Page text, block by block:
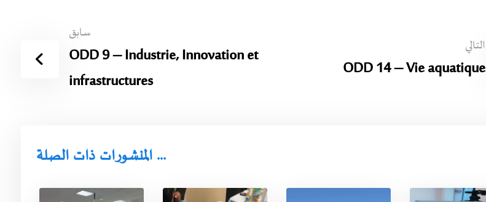
سابق
ODD 9 – Industrie, Innovation et
infrastructures
التالي
ODD 14 – Vie aquatique
المنشورات ذات الصلة ...